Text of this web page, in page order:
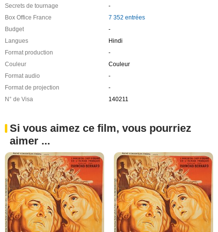
Secrets de tournage
-
Box Office France
7 352 entrées
Budget
-
Langues
Hindi
Format production
-
Couleur
Couleur
Format audio
-
Format de projection
-
N° de Visa
140211
Si vous aimez ce film, vous pourriez
aimer ...